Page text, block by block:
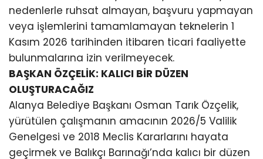
nedenlerle ruhsat almayan, başvuru yapmayan
veya işlemlerini tamamlamayan teknelerin 1
Kasım 2026 tarihinden itibaren ticari faaliyette
bulunmalarına izin verilmeyecek.
BAŞKAN ÖZÇELİK: KALICI BİR DÜZEN
OLUŞTURACAĞIZ
Alanya Belediye Başkanı Osman Tarık Özçelik,
yürütülen çalışmanın amacının 2026/5 Valilik
Genelgesi ve 2018 Meclis Kararlarını hayata
geçirmek ve Balıkçı Barınağı’nda kalıcı bir düzen